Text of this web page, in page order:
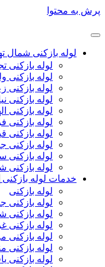
پرش به محتوا
لوله بازکنی شمال
لوله بازکنی
لوله بازکنی
لوله بازکنی
لوله بازکنی
لوله بازکنی
لوله بازکنی
لوله بازکنی
لوله بازکنی
لوله بازکنی
لوله
خدمات لوله بازکنی
لوله بازکنی
لوله بازکنی
لوله بازکنی
لوله بازکنی
لوله بازکنی
لوله بازکنی منطقه
لوله بازکنی